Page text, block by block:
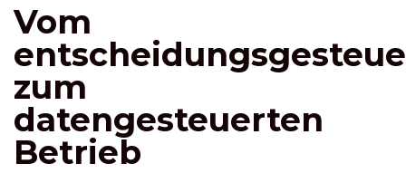
Vom
zum
datengesteuerten
Betrieb